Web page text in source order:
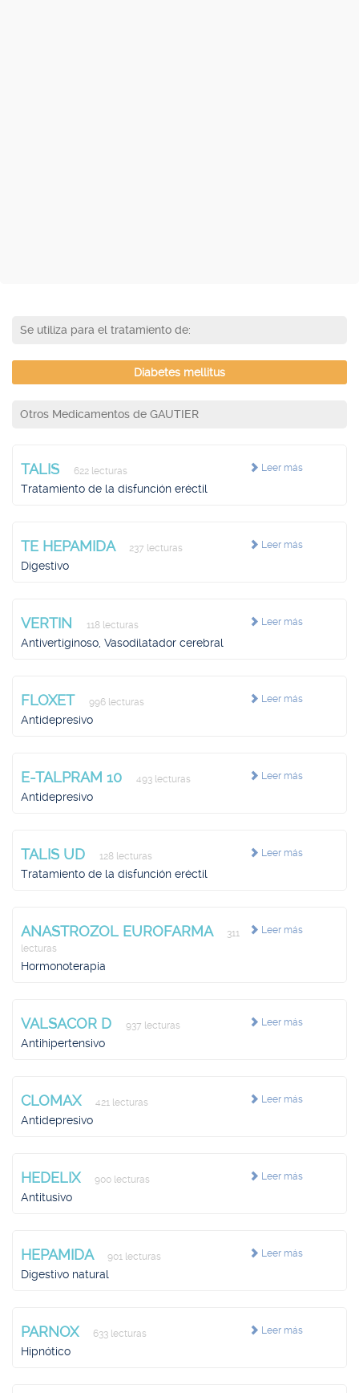
Se utiliza para el tratamiento de:
Diabetes mellitus
Otros Medicamentos de GAUTIER
Leer más
TALIS 622 lecturas
Tratamiento de la disfunción eréctil
Leer más
TE HEPAMIDA 237 lecturas
Digestivo
Leer más
VERTIN 118 lecturas
Antivertiginoso, Vasodilatador cerebral
Leer más
FLOXET 996 lecturas
Antidepresivo
Leer más
E-TALPRAM 10 493 lecturas
Antidepresivo
Leer más
TALIS UD 128 lecturas
Tratamiento de la disfunción eréctil
Leer más
ANASTROZOL EUROFARMA
311
lecturas
Hormonoterapia
Leer más
VALSACOR D 937 lecturas
Antihipertensivo
Leer más
CLOMAX 421 lecturas
Antidepresivo
Leer más
HEDELIX 900 lecturas
Antitusivo
Leer más
HEPAMIDA 901 lecturas
Digestivo natural
Leer más
PARNOX 633 lecturas
Hipnótico